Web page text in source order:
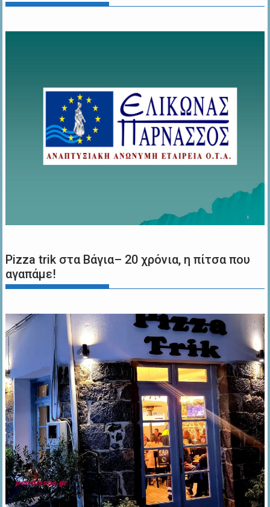
Pizza trik στα Βάγια– 20 χρόνια, η πίτσα που
αγαπάμε!